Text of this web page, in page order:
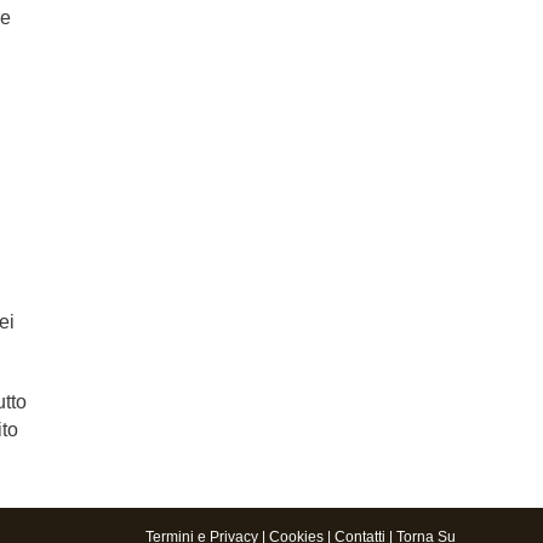
Termini e Privacy Cookies Contatti Torna Su